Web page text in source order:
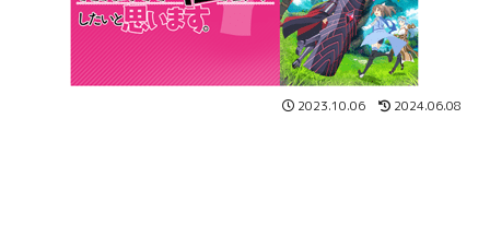
2023.10.06 2024.06.08